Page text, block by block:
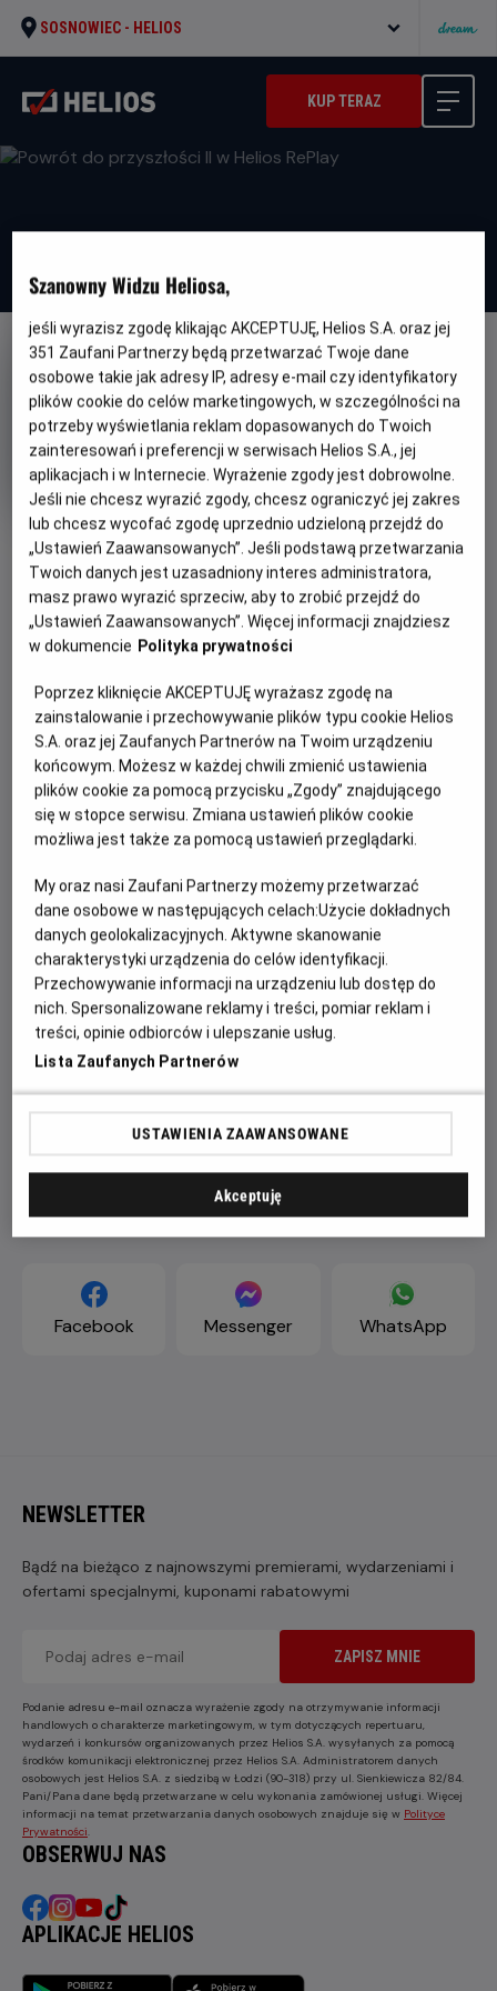
SOSNOWIEC - HELIOS
KUP TERAZ
OBSERWUJ
Powrót do przyszłości II w Helios
RePlay
Oryginalny
tytuł
Back to the Future Part II Gatunek
Przygodowy /
Akcja
Minimalny
wiek
Od 13 lat
Czas
trwania
118 min
REŻYSERIA
Robert Zemeckis
SCENARIUSZ
Robert Zemeckis, Bob Gale
OBSADA
Christopher Lloyd, Michael J. Fox, Lea Thompson
WIĘCEJ SZCZEGÓŁÓW
OPIS WYDARZENIA
Marty McFly i doktor Brown powracają! Tym razem muszą
udać się w przyszłość, by uchronić dzieci Marty'ego przed
niebezpieczeństwem. Od tego momentu podróże w
czasie stają się coraz bardziej szalone, a ekipa musi
wykonywać liczne skoki w czasie, ponieważ ich wyprawy
mają oszałamiający wpływ na bieg historii. To wymagająca
ZAPROŚ ZNAJOMYCH
Facebook Messenger WhatsApp
NEWSLETTER
Bądź na bieżąco z najnowszymi premierami, wydarzeniami i
ofertami specjalnymi, kuponami rabatowymi
ZAPISZ MNIE
Podanie adresu e-mail oznacza wyrażenie zgody na otrzymywanie informacji
handlowych o charakterze marketingowym, w tym dotyczących repertuaru,
wydarzeń i konkursów organizowanych przez Helios S.A. wysyłanych za pomocą
środków komunikacji elektronicznej przez Helios S.A. Administratorem danych
osobowych jest Helios S.A. z siedzibą w Łodzi (90-318) przy ul. Sienkiewicza 82/84.
Pani/Pana dane będą przetwarzane w celu wykonania zamówionej usługi. Więcej
informacji na temat przetwarzania danych osobowych znajduje się w Polityce
Prywatności
OBSERWUJ NAS
APLIKACJE HELIOS
Szanowny Widzu Heliosa,
jeśli wyrazisz zgodę klikając AKCEPTUJĘ, Helios S.A. oraz jej
351 Zaufani Partnerzy będą przetwarzać Twoje dane
osobowe takie jak adresy IP, adresy e-mail czy identyfikatory
plików cookie do celów marketingowych, w szczególności na
potrzeby wyświetlania reklam dopasowanych do Twoich
zainteresowań i preferencji w serwisach Helios S.A., jej
aplikacjach i w Internecie. Wyrażenie zgody jest dobrowolne.
Jeśli nie chcesz wyrazić zgody, chcesz ograniczyć jej zakres
lub chcesz wycofać zgodę uprzednio udzieloną przejdź do
„Ustawień Zaawansowanych”. Jeśli podstawą przetwarzania
Twoich danych jest uzasadniony interes administratora,
masz prawo wyrazić sprzeciw, aby to zrobić przejdź do
„Ustawień Zaawansowanych”. Więcej informacji znajdziesz
w dokumencie Polityka prywatności
Poprzez kliknięcie AKCEPTUJĘ wyrażasz zgodę na
zainstalowanie i przechowywanie plików typu cookie Helios
S.A. oraz jej Zaufanych Partnerów na Twoim urządzeniu
końcowym. Możesz w każdej chwili zmienić ustawienia
plików cookie za pomocą przycisku „Zgody” znajdującego
się w stopce serwisu. Zmiana ustawień plików cookie
możliwa jest także za pomocą ustawień przeglądarki.
My oraz nasi Zaufani Partnerzy możemy przetwarzać
dane osobowe w następujących celach:Użycie dokładnych
danych geolokalizacyjnych. Aktywne skanowanie
charakterystyki urządzenia do celów identyfikacji.
Przechowywanie informacji na urządzeniu lub dostęp do
nich. Spersonalizowane reklamy i treści, pomiar reklam i
treści, opinie odbiorców i ulepszanie usług.
Lista Zaufanych Partnerów
USTAWIENIA ZAAWANSOWANE
Akceptuję